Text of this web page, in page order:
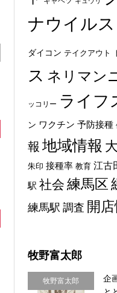
ナウイルス
ダイコン テイクアウト
ス ネリマン
ッコリー ライフ
ン ワクチン 予防接種
報 地域情報
朱印 接種率 教育 江古
駅 社会 練馬区
練馬駅 調査 開
牧野富太郎
牧野富太郎
企